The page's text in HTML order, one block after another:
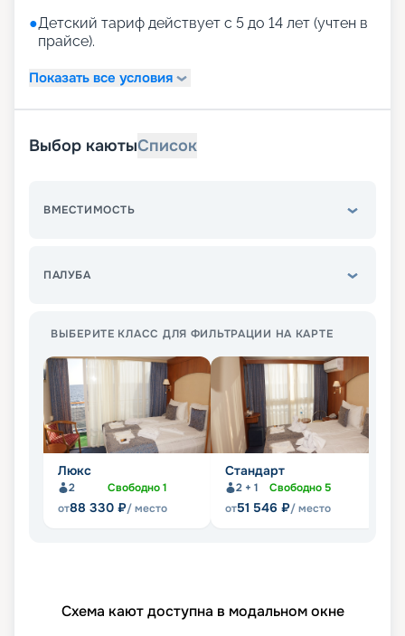
●Детский тариф действует с 5 до 14 лет (учтен в
прайсе).
Показать все условия
Выбор каютыСписок
ВМЕСТИМОСТЬ
ПАЛУБА
ВЫБЕРИТЕ КЛАСС ДЛЯ ФИЛЬТРАЦИИ НА КАРТЕ
Люкс
2 Свободно1
от88 330 ₽/ место
Стандарт
2 + 1 Свободно5
от51 546 ₽/ место
Схема кают доступна в модальном окне